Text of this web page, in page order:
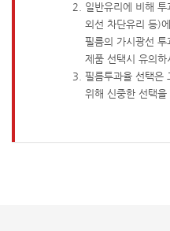
일반유리에 비해
외선 차단유리 등)
필름의 가시광선 투
제품 선택시 유의하
필름투과율 선택은
위해 신중한 선택을